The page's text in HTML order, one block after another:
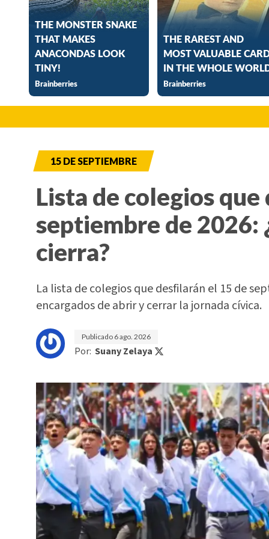
15 DE SEPTIEMBRE
Lista de colegios
septiembre de 2026:
cierra?
La lista de colegios que desfilarán el 15 de
encargados de abrir y cerrar la jornada cívica.
Publicado 6 ago. 2026
Por: Suany Zelaya